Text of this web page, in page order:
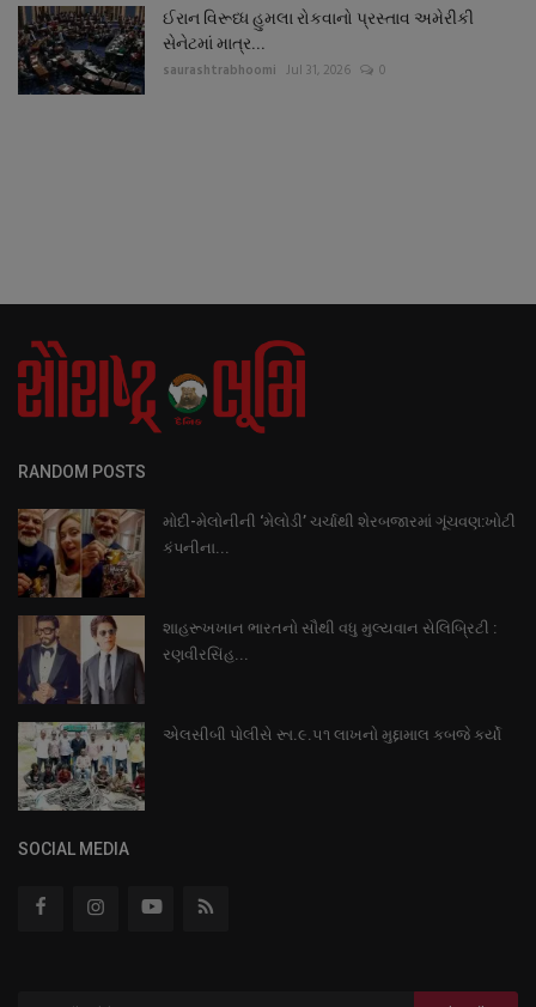
ઈરાન વિરૂધ્ધ હુમલા રોકવાનો પ્રસ્તાવ અમેરીકી
સેનેટમાં માત્ર...
saurashtrabhoomi Jul 31, 2026 0
RANDOM POSTS
મોદી-મેલોનીની ‘મેલોડી’ ચર્ચાથી શેરબજારમાં ગૂંચવણ:ખોટી
કંપનીના...
શાહરૂખખાન ભારતનો સૌથી વધુ મુલ્યવાન સેલિબ્રિટી :
રણવીરસિંહ...
એલસીબી પોલીસે રૂા.૯.૫૧ લાખનો મુદ્દામાલ કબજે કર્યો
SOCIAL MEDIA